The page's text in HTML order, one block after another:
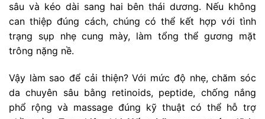
sâu và kéo dài sang hai bên thái dương. Nếu không
can thiệp đúng cách, chúng có thể kết hợp với tình
trạng sụp nhẹ cung mày, làm tổng thể gương mặt
trông nặng nề.
Vậy làm sao để cải thiện? Với mức độ nhẹ, chăm sóc
da chuyên sâu bằng retinoids, peptide, chống nắng
phổ rộng và massage đúng kỹ thuật có thể hỗ trợ